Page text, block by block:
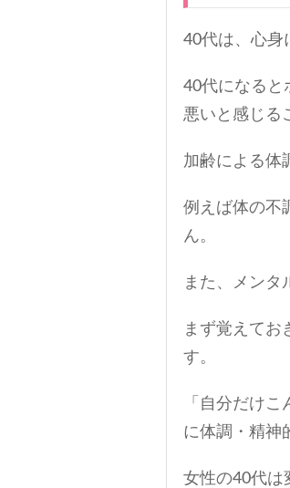
40代は、心身
40代になると
悪いと感じる
加齢による体
例えば体の不
ん。
また、メンタ
まず覚えてお
す。
「自分だけ
に体調・精神
女性の40代は